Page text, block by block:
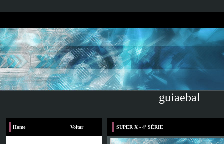
guiaebal
Home Voltar SUPER X - 4ª SÉRIE